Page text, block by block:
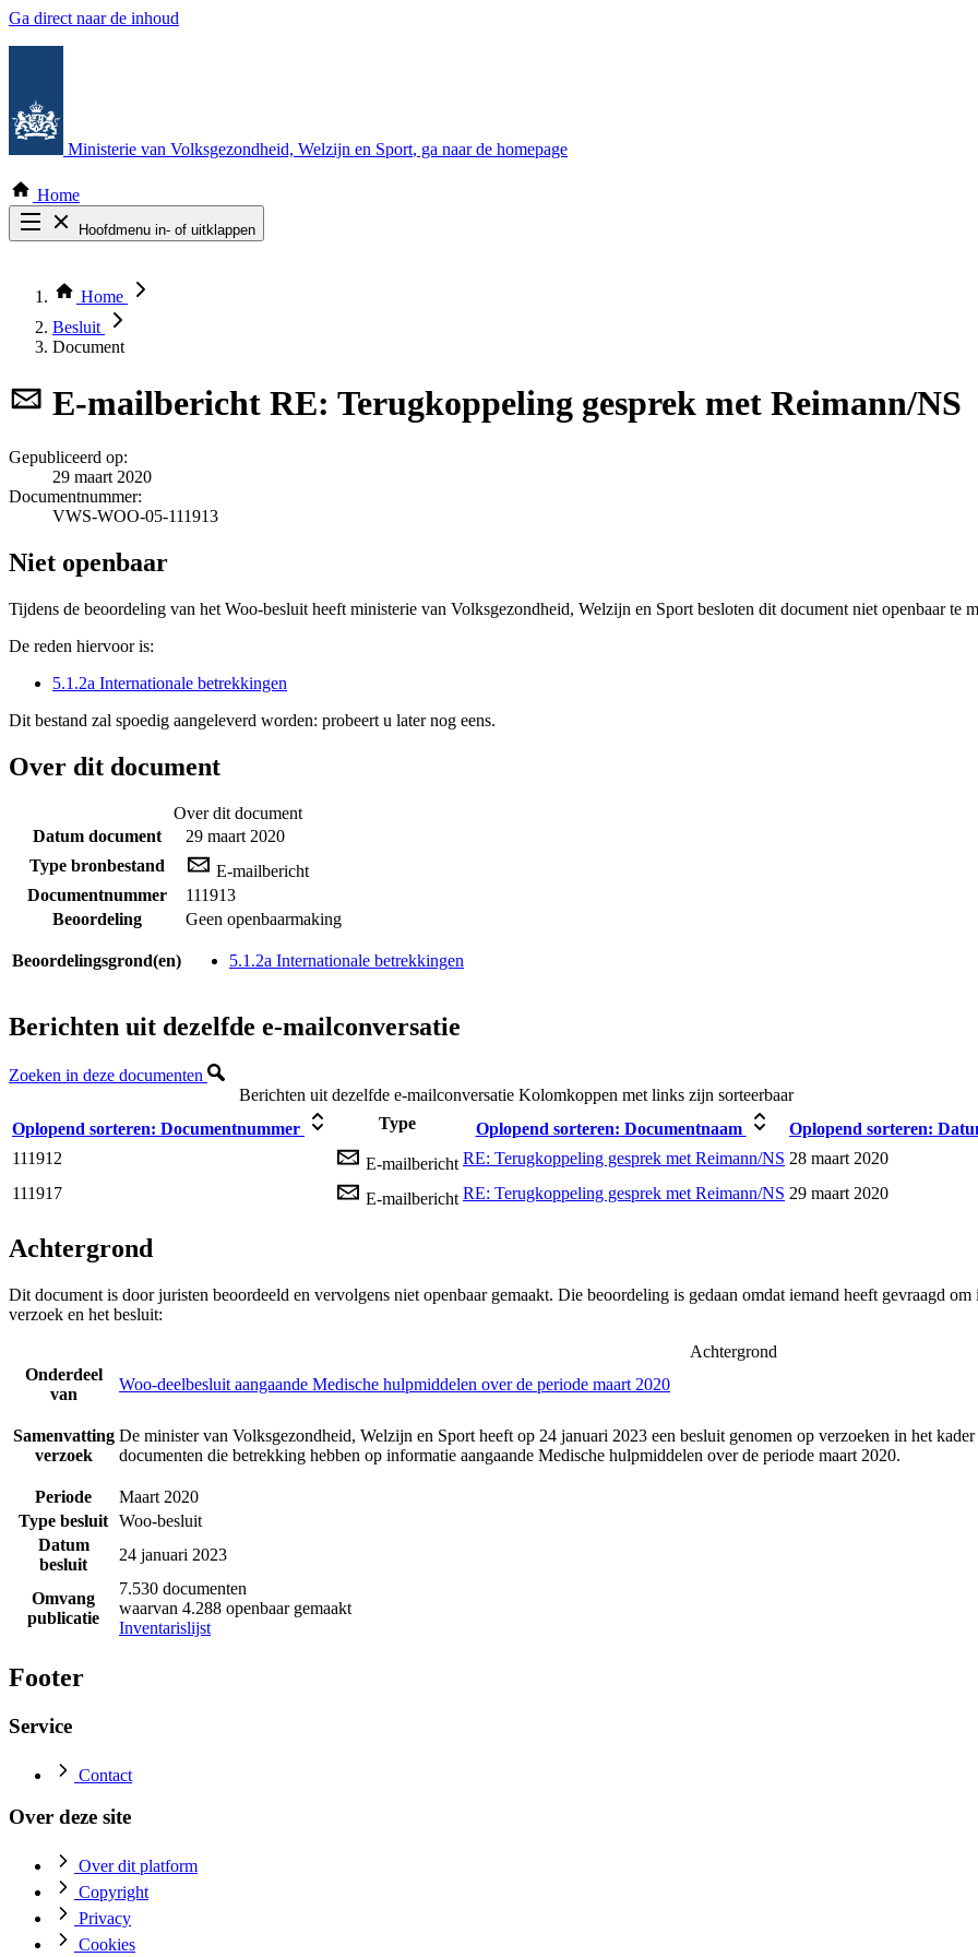
Ga direct naar de inhoud
Ministerie van Volksgezondheid, Welzijn en Sport, ga naar de homepage
Home
Hoofdmenu in- of uitklappen
Thema COVID-19
Bekijk per bestuursorgaan
Home
Besluit
Document
E-mailbericht RE: Terugkoppeling gesprek met Reimann/NS
Gepubliceerd op:
29 maart 2020
Documentnummer:
VWS-WOO-05-111913
Niet openbaar
Tijdens de beoordeling van het Woo-besluit heeft ministerie van Volksgezondheid, Welzijn en Sport besloten dit document niet openbaar te
De reden hiervoor is:
5.1.2a Internationale betrekkingen
Dit bestand zal spoedig aangeleverd worden: probeert u later nog eens.
Over dit document
Over dit document
Datum document
29 maart 2020
Type bronbestand
E-mailbericht
Documentnummer
111913
Beoordeling
Geen openbaarmaking
Beoordelingsgrond(en) 5.1.2a Internationale betrekkingen
Berichten uit dezelfde e-mailconversatie
Zoeken in deze documenten
Berichten uit dezelfde e-mailconversatie Kolomkoppen met links zijn sorteerbaar
Oplopend sorteren: Documentnummer Type Oplopend sorteren: Documentnaam Oplopend sorteren:
111912
E-mailbericht RE: Terugkoppeling gesprek met Reimann/NS 28 maart 2020
111917
E-mailbericht RE: Terugkoppeling gesprek met Reimann/NS 29 maart 2020
Achtergrond
Dit document is door juristen beoordeeld en vervolgens niet openbaar gemaakt. Die beoordeling is gedaan omdat iemand heeft gevraagd
verzoek en het besluit:
Achtergrond
Onderdeel
van
Woo-deelbesluit aangaande Medische hulpmiddelen over de periode maart 2020
Samenvatting
verzoek
De minister van Volksgezondheid, Welzijn en Sport heeft op 24 januari 2023 een besluit genomen op verzoeken in het
documenten die betrekking hebben op informatie aangaande Medische hulpmiddelen over de periode maart 2020.
Periode
Maart 2020
Type besluit Woo-besluit
Datum
besluit
24 januari 2023
Omvang
publicatie
7.530 documenten
waarvan 4.288 openbaar gemaakt
Inventarislijst
Footer
Service
Contact
Over deze site
Over dit platform
Copyright
Privacy
Cookies